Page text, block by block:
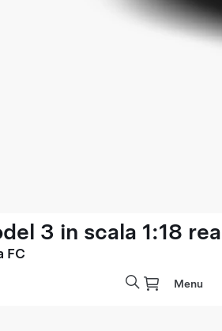
3 in scala 1:18
FC
Menu